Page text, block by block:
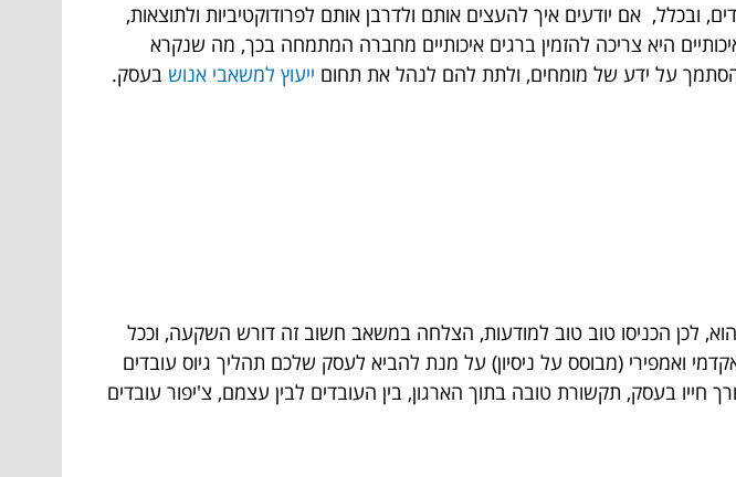
ובכלל, אם יודעים איך להעצים אותם ולדרבן אותם לפרודוקטיביות ולתוצאות,
היא צריכה להזמין ברגים איכותיים מחברה המתמחה בכך, מה שנקרא
להסתמך על ידע של מומחים, ולתת להם לנהל את תחום ייעוץ למשאבי אנוש בעסק.
לכן הכניסו טוב טוב למודעות, הצלחה במשאב חשוב זה דורש השקעה, וככל
ואמפירי (מבוסס על ניסיון) על מנת להביא לעסק שלכם תהליך גיוס עובדים
בעסק, תקשורת טובה בתוך הארגון, בין העובדים לבין עצמם, צ'יפור עובדים